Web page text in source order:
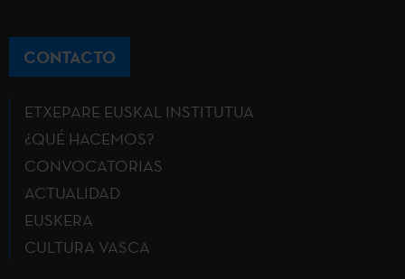
CONTACTO
ETXEPARE EUSKAL INSTITUTUA
¿QUÉ HACEMOS?
CONVOCATORIAS
ACTUALIDAD
EUSKERA
CULTURA VASCA